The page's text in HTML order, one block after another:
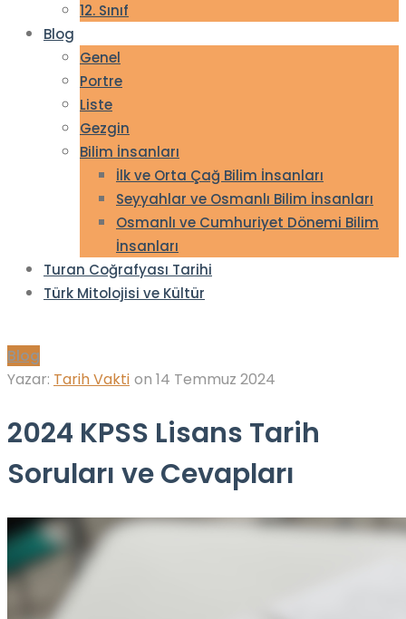
12. Sınıf
Blog
Genel
Portre
Liste
Gezgin
Bilim İnsanları
İlk ve Orta Çağ Bilim İnsanları
Seyyahlar ve Osmanlı Bilim İnsanları
Osmanlı ve Cumhuriyet Dönemi Bilim
İnsanları
Turan Coğrafyası Tarihi
Türk Mitolojisi ve Kültür
Blog
Yazar: Tarih Vakti on 14 Temmuz 2024
2024 KPSS Lisans Tarih
Soruları ve Cevapları